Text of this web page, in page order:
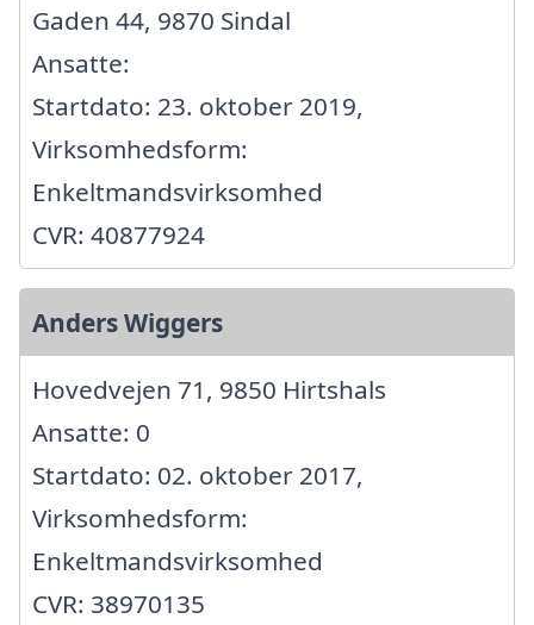
Gaden 44, 9870 Sindal
Ansatte:
Startdato: 23. oktober 2019,
Virksomhedsform:
Enkeltmandsvirksomhed
CVR: 40877924
Anders Wiggers
Hovedvejen 71, 9850 Hirtshals
Ansatte: 0
Startdato: 02. oktober 2017,
Virksomhedsform:
Enkeltmandsvirksomhed
CVR: 38970135